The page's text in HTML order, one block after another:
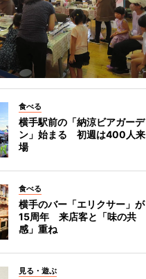
食べる
横手駅前の「納涼ビアガーデ
ン」始まる 初週は400人来
場
食べる
横手のバー「エリクサー」が
15周年 来店客と「味の共
感」重ね
見る・遊ぶ